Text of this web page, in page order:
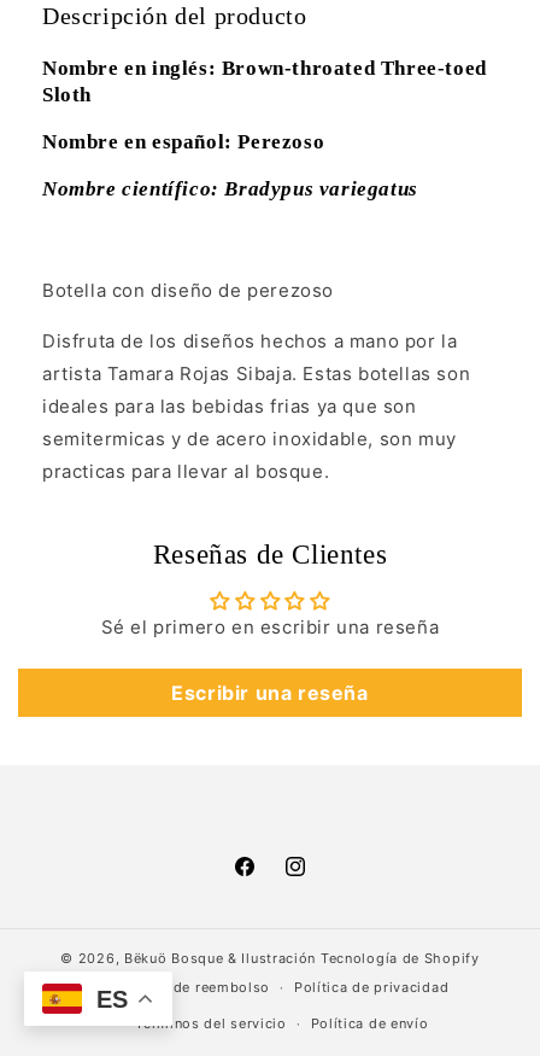
Descripción del producto
Nombre en inglés: Brown-throated Three-toed
Sloth
Nombre en español: Perezoso
Nombre científico: Bradypus variegatus
Botella con diseño de perezoso
Disfruta de los diseños hechos a mano por la
artista Tamara Rojas Sibaja. Estas botellas son
ideales para las bebidas frias ya que son
semitermicas y de acero inoxidable, son muy
practicas para llevar al bosque.
Reseñas de Clientes
Sé el primero en escribir una reseña
Escribir una reseña
FacebookInstagram
© 2026, Bëkuö Bosque & Ilustración Tecnología de Shopify
Política de reembolso
Política de privacidad
Términos del servicio Política de envío
ES